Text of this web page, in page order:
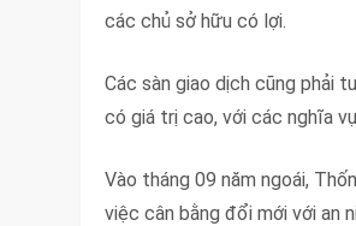
các chủ sở hữu có lợi.
Các sàn giao dịch cũng phải
có giá trị cao, với các nghĩa
Vào tháng 09 năm ngoái,
việc cân bằng đổi mới với an